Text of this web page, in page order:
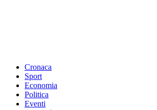
Cronaca
Sport
Economia
Politica
Eventi